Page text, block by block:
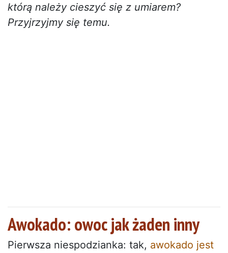
którą należy cieszyć się z umiarem?
Przyjrzyjmy się temu.
Awokado: owoc jak żaden inny
Pierwsza niespodzianka: tak, awokado jest